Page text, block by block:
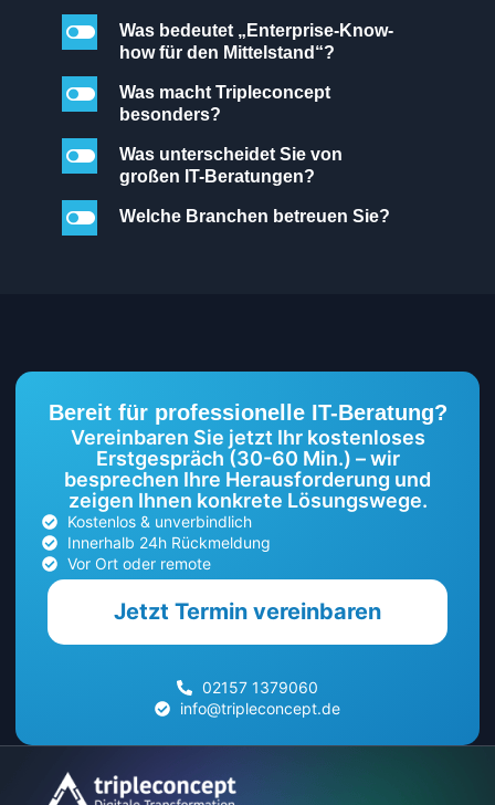
l
Was bedeutet „Enterprise-Know-
how für den Mittelstand“?
l
Was macht Tripleconcept
besonders?
l
Was unterscheidet Sie von
großen IT-Beratungen?
l Welche Branchen betreuen Sie?
Bereit für professionelle IT-Beratung?
Vereinbaren Sie jetzt Ihr kostenloses
Erstgespräch (30-60 Min.) – wir
besprechen Ihre Herausforderung und
zeigen Ihnen konkrete Lösungswege.
Kostenlos & unverbindlich
Innerhalb 24h Rückmeldung
Vor Ort oder remote
Jetzt Termin vereinbaren
02157 1379060
info@tripleconcept.de